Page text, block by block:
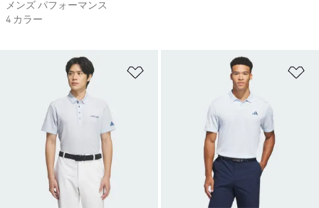
メンズ パフォーマンス
4 カラー
ほしいものリストに追加